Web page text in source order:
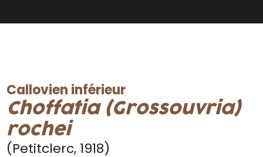
Callovien inférieur
Choffatia (Grossouvria)
rochei
(Petitclerc, 1918)